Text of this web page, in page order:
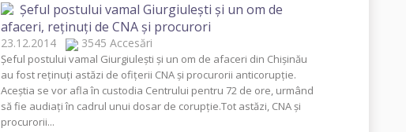
Şeful postului vamal Giurgiuleşti şi un om de
afaceri, reţinuţi de CNA şi procurori
23.12.2014 3545 Accesări
Şeful postului vamal Giurgiuleşti şi un om de afaceri din Chişinău
au fost reţinuţi astăzi de ofiţerii CNA şi procurorii anticorupţie.
Aceştia se vor afla în custodia Centrului pentru 72 de ore, urmând
să fie audiaţi în cadrul unui dosar de corupţie.Tot astăzi, CNA şi
procurorii...